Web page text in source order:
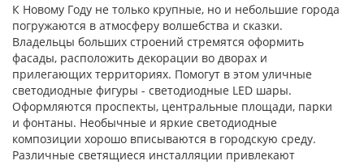
К Новому Году не только крупные, но и небольшие города
погружаются в атмосферу волшебства и сказки.
Владельцы больших строений стремятся оформить
фасады, расположить декорации во дворах и
прилегающих территориях. Помогут в этом уличные
светодиодные фигуры - светодиодные LED шары.
Оформляются проспекты, центральные площади, парки
и фонтаны. Необычные и яркие светодиодные
композиции хорошо вписываются в городскую среду.
Различные светящиеся инсталляции привлекают